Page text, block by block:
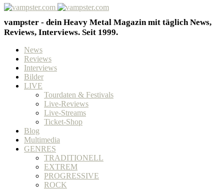
vampster - dein Heavy Metal Magazin mit täglich News,
Reviews, Interviews. Seit 1999.
News
Reviews
Interviews
Bilder
LIVE
Tourdaten & Festivals
Live-Reviews
Live-Streams
Ticket-Shop
Blog
Multimedia
GENRES
TRADITIONELL
EXTREM
PROGRESSIVE
ROCK